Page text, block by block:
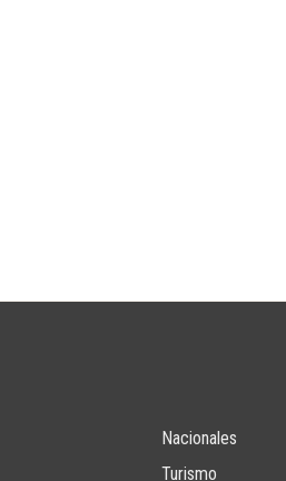
Nacionales
Turismo